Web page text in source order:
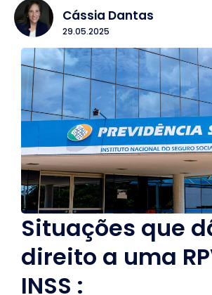
Cássia Dantas
29.05.2025
Situações que
direito a uma
INSS :